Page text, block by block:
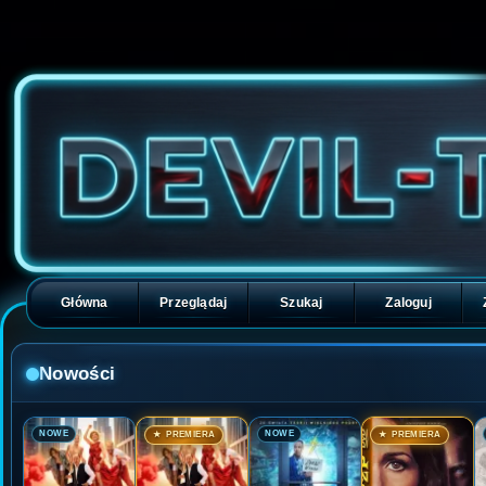
Główna Przeglądaj Szukaj Zaloguj
Nowości
🎬NOWE 🎬★ PREMIERA 🎬NOWE 🎬★ PREMIERA